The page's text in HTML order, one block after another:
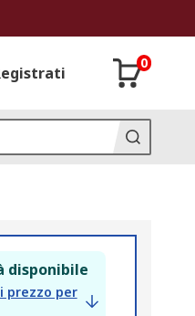
0
disponibile
prezzo per